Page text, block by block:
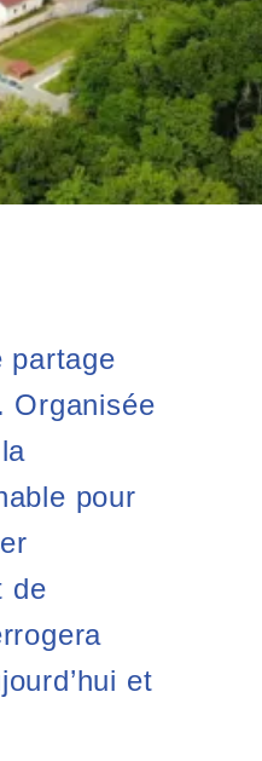
partage
Organisée
pour
de
et